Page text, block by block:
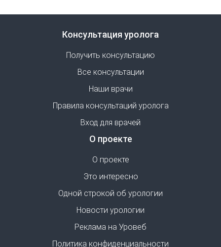
Консультация уролога
Получить консультацию
Все консультации
Наши врачи
Правила консультаций уролога
Вход для врачей
О проекте
О проекте
Это интересно
Одной строкой об урологии
Новости урологии
Реклама на Уровеб
Политика конфиденциальности